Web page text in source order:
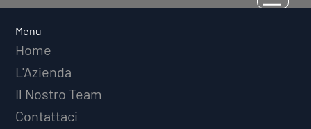
Menu
Home
L'Azienda
Il Nostro Team
Contattaci